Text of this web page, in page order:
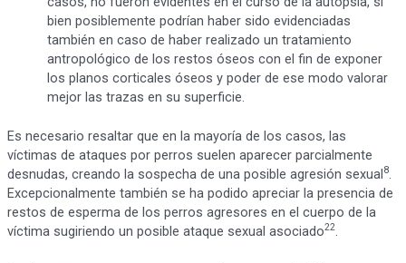
bien posiblemente podrían haber sido evidenciadas
también en caso de haber realizado un tratamiento
antropológico de los restos óseos con el fin de exponer
los planos corticales óseos y poder de ese modo valorar
mejor las trazas en su superficie.
Es necesario resaltar que en la mayoría de los casos, las
víctimas de ataques por perros suelen aparecer parcialmente
desnudas, creando la sospecha de una posible agresión sexual8.
Excepcionalmente también se ha podido apreciar la presencia de
restos de esperma de los perros agresores en el cuerpo de la
víctima sugiriendo un posible ataque sexual asociado22.